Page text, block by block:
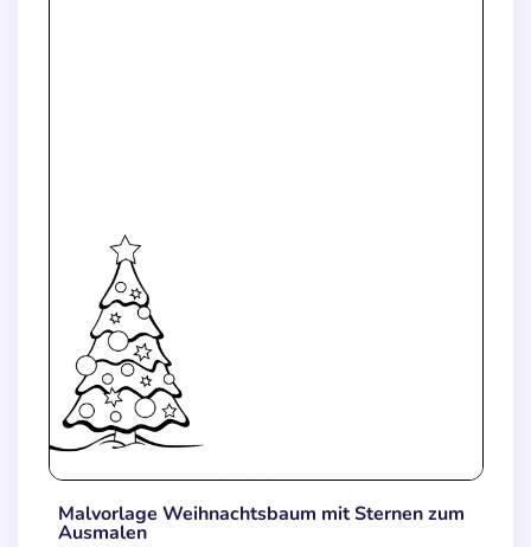
Malvorlage Weihnachtsbaum mit Sternen zum
Ausmalen